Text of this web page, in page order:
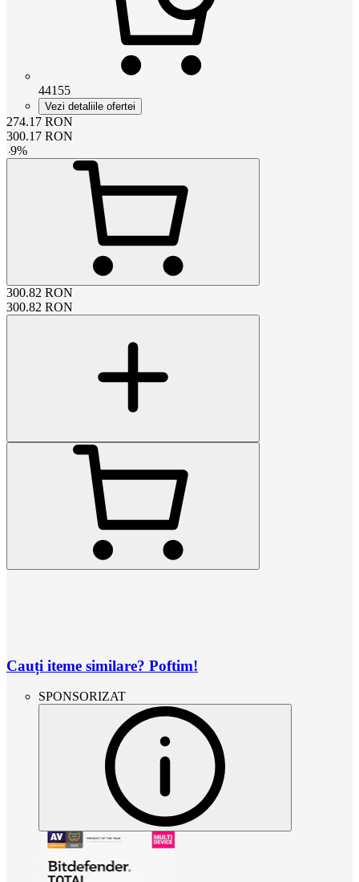
44155
Vezi detaliile ofertei
274.17 RON
300.17 RON
-9%
300.82 RON
300.82 RON
Cauți iteme similare? Poftim!
SPONSORIZAT